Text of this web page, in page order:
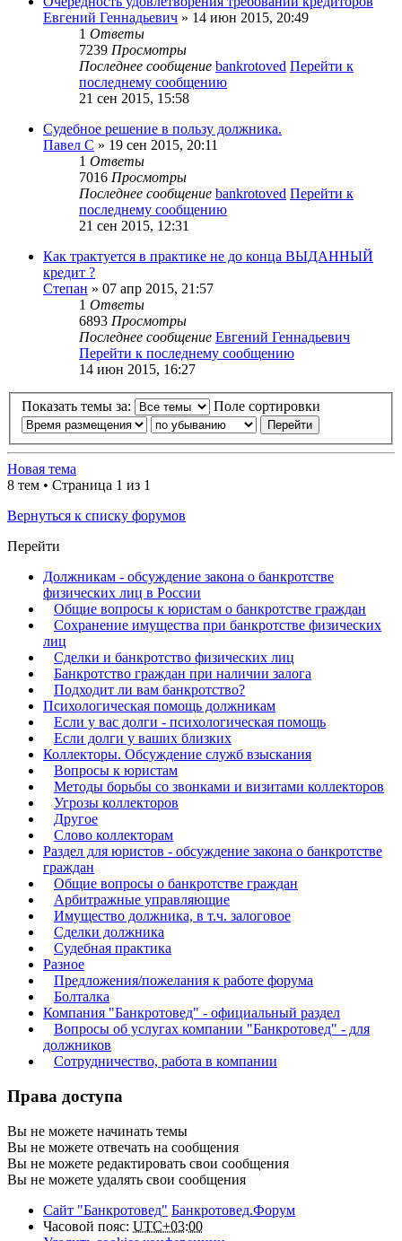
Евгений Геннадьевич » 14 июн 2015, 20:49
1 Ответы
7239 Просмотры
Последнее сообщение bankrotoved Перейти к
последнему сообщению
21 сен 2015, 15:58
Судебное решение в пользу должника.
Павел С » 19 сен 2015, 20:11
1 Ответы
7016 Просмотры
Последнее сообщение bankrotoved Перейти к
последнему сообщению
21 сен 2015, 12:31
Как трактуется в практике не до конца ВЫДАННЫЙ
кредит ?
Степан » 07 апр 2015, 21:57
1 Ответы
6893 Просмотры
Последнее сообщение Евгений Геннадьевич
Перейти к последнему сообщению
14 июн 2015, 16:27
Показать темы за: Поле сортировки
Новая тема
8 тем • Страница 1 из 1
Вернуться к списку форумов
Перейти
Должникам - обсуждение закона о банкротстве
физических лиц в России
Общие вопросы к юристам о банкротстве граждан
Сохранение имущества при банкротстве физических
лиц
Сделки и банкротство физических лиц
Банкротство граждан при наличии залога
Подходит ли вам банкротство?
Психологическая помощь должникам
Если у вас долги - психологическая помощь
Если долги у ваших близких
Коллекторы. Обсуждение служб взыскания
Вопросы к юристам
Методы борьбы со звонками и визитами коллекторов
Угрозы коллекторов
Другое
Слово коллекторам
Раздел для юристов - обсуждение закона о банкротстве
граждан
Общие вопросы о банкротстве граждан
Арбитражные управляющие
Имущество должника, в т.ч. залоговое
Сделки должника
Судебная практика
Разное
Предложения/пожелания к работе форума
Болталка
Компания "Банкротовед" - официальный раздел
Вопросы об услугах компании "Банкротовед" - для
должников
Сотрудничество, работа в компании
Права доступа
Вы не можете начинать темы
Вы не можете отвечать на сообщения
Вы не можете редактировать свои сообщения
Вы не можете удалять свои сообщения
Сайт "Банкротовед" Банкротовед.Форум
Часовой пояс: UTC+03:00